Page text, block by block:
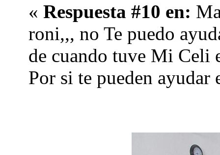
« Respuesta #10 en:
roni,,, no Te puedo
de cuando tuve Mi Celi
Por si te pueden ayudar